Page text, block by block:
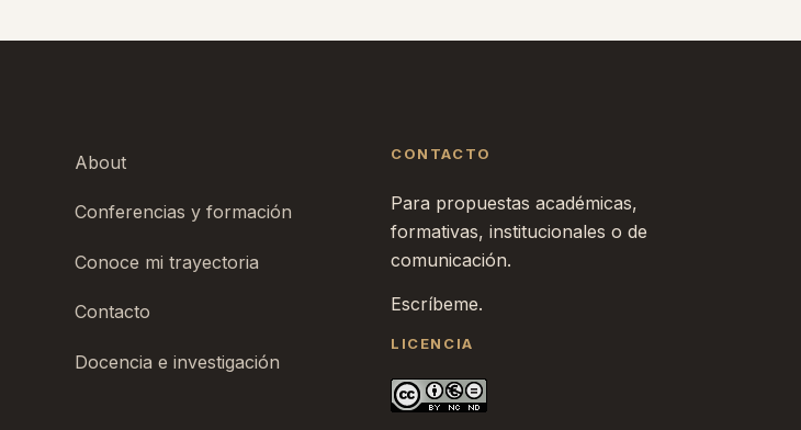
About
Conferencias y formación
Conoce mi trayectoria
Contacto
Docencia e investigación
CONTACTO
Para propuestas académicas,
formativas, institucionales o de
comunicación.
Escríbeme.
LICENCIA